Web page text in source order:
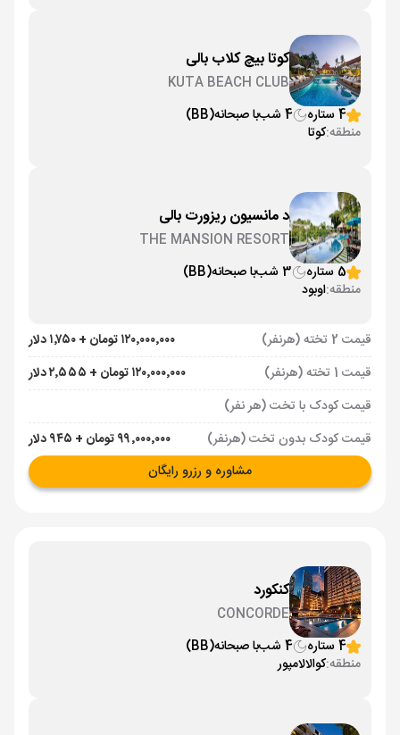
کوتا بیچ کلاب بالی
KUTA BEACH CLUB
4 ستاره
4 شب با صبحانه(BB)
منطقه:کوتا
د مانسیون ریزورت بالی
THE MANSION RESORT
5 ستاره
3 شب با صبحانه(BB)
منطقه:اوبود
قیمت 2 تخته (هرنفر)
۱۲۰٬۰۰۰٬۰۰۰ تومان + ۱٬۷۵۰ دلار
قیمت 1 تخته (هرنفر)
۱۲۰٬۰۰۰٬۰۰۰ تومان + ۲٬۵۵۵ دلار
قیمت کودک با تخت (هر نفر)
قیمت کودک بدون تخت (هرنفر)
۹۹٬۰۰۰٬۰۰۰ تومان + ۹۴۵ دلار
مشاوره و رزرو رایگان
کنکورد
CONCORDE
4 ستاره
4 شب با صبحانه(BB)
منطقه:کوالالامپور